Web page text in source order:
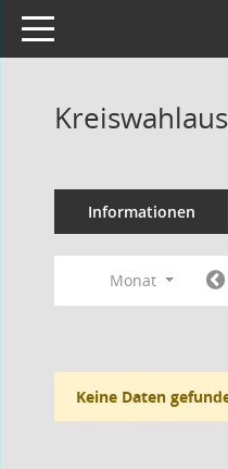
Toggle navigation
Informationen
Monat
Keine Daten